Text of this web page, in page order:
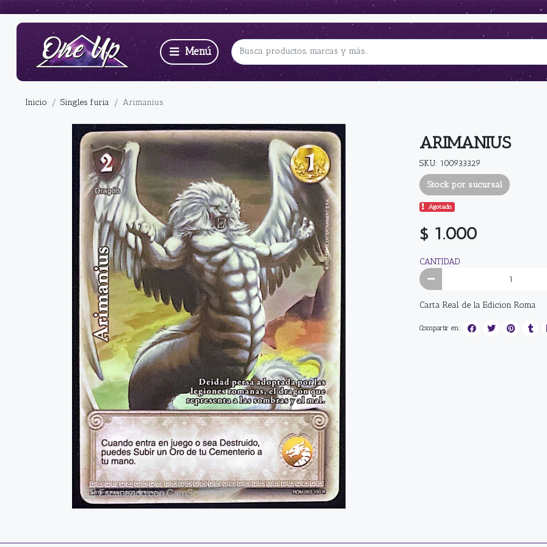
Inicio Singles furia Arimanius
ARIMANIUS
SKU: 100933329
Stock por sucursal
Agotado.
$ 1.000
CANTIDAD
Carta Real de la Edicion Roma
Compartir en: